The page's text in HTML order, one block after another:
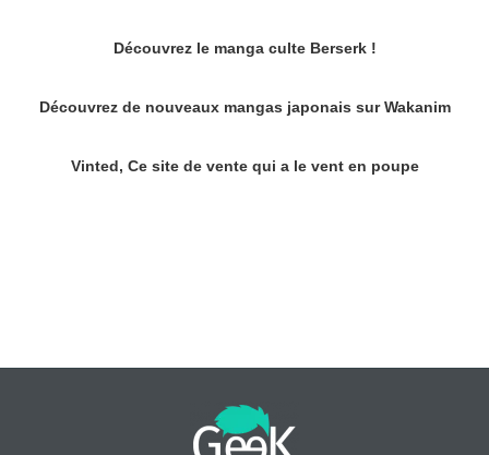
Découvrez le manga culte Berserk !
Découvrez de nouveaux mangas japonais sur Wakanim
Vinted, Ce site de vente qui a le vent en poupe